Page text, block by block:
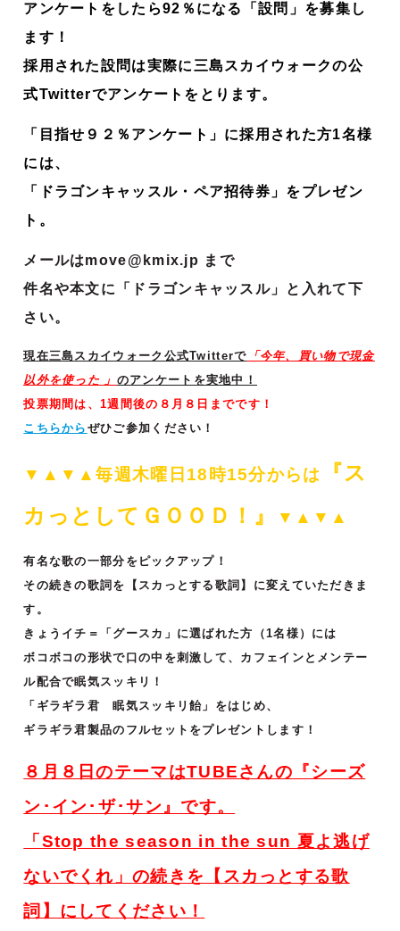
アンケートをしたら92％になる「設問」を募集し
ます！
採用された設問は実際に三島スカイウォークの公
式Twitterでアンケートをとります。
「目指せ９２％アンケート」に採用された方1名様
には、
「ドラゴンキャッスル・ペア招待券」をプレゼン
ト。
メールはmove@kmix.jp まで
件名や本文に「ドラゴンキャッスル」と入れて下
さい。
現在三島スカイウォーク公式Twitterで 「今年、買い物で現金
以外を使った 」 のアンケートを実地中！
投票期間は、1週間後の８月８日までです！
こちらから ぜひご参加ください！
▼▲▼▲毎週木曜日18時15分からは
『ス
カっとして ＧＯＯＤ！』 ▼▲▼▲
有名な歌の一部分をピックアップ！
その続きの歌詞を【スカっとする歌詞】に変えていただきま
す。
きょうイチ＝「グースカ」に選ばれた方（1名様）には
ボコボコの形状で口の中を刺激して、カフェインとメンテー
ル配合で眠気スッキリ！
「ギラギラ君 眠気スッキリ飴」をはじめ、
ギラギラ君製品のフルセットをプレゼントします！
８月８日のテーマはTUBEさんの『シーズ
ン･イン･ザ･サン』です。
「Stop the season in the sun 夏よ逃げ
ないでくれ 」の続きを【スカっとする歌
詞】にしてください！